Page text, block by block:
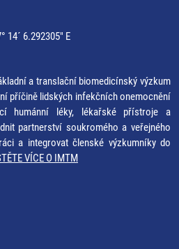
14´ 6.292305" E
a translační biomedicínský výzkum
příčině lidských infekčních onemocnění
humánní léky, lékařské přístroje a
partnerství soukromého a veřejného
a integrovat členské výzkumníky do
VÍCE O IMTM